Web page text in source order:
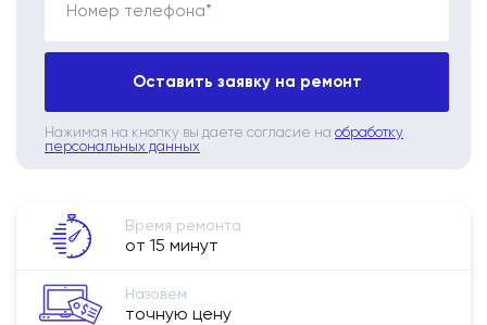
Номер телефона*
Оставить заявку на ремонт
Нажимая на кнопку вы даете согласие на обработку
персональных данных
Время ремонта
от 15 минут
Назовем
точную цену